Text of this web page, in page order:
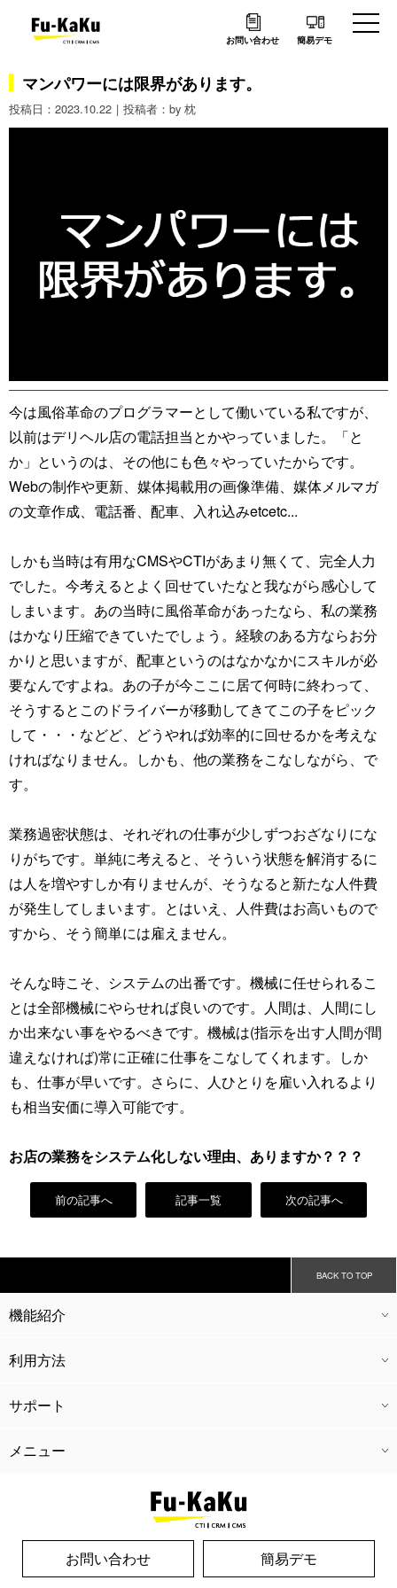
お問い合わせ 簡易デモ
マンパワーには限界があります。
2023.10.22 by 枕
今は風俗革命のプログラマーとして働いている私ですが、
以前はデリヘル店の電話担当とかやっていました。「と
か」というのは、その他にも色々やっていたからです。
Webの制作や更新、媒体掲載用の画像準備、媒体メルマガ
の文章作成、電話番、配車、入れ込みetcetc...
しかも当時は有用なCMSやCTIがあまり無くて、完全人力
でした。今考えるとよく回せていたなと我ながら感心して
しまいます。あの当時に風俗革命があったなら、私の業務
はかなり圧縮できていたでしょう。経験のある方ならお分
かりと思いますが、配車というのはなかなかにスキルが必
要なんですよね。あの子が今ここに居て何時に終わって、
そうするとこのドライバーが移動してきてこの子をピック
して・・・などど、どうやれば効率的に回せるかを考えな
ければなりません。しかも、他の業務をこなしながら、で
す。
業務過密状態は、それぞれの仕事が少しずつおざなりにな
りがちです。単純に考えると、そういう状態を解消するに
は人を増やすしか有りませんが、そうなると新たな人件費
が発生してしまいます。とはいえ、人件費はお高いもので
すから、そう簡単には雇えません。
そんな時こそ、システムの出番です。機械に任せられるこ
とは全部機械にやらせれば良いのです。人間は、人間にし
か出来ない事をやるべきです。機械は(指示を出す人間が間
違えなければ)常に正確に仕事をこなしてくれます。しか
も、仕事が早いです。さらに、人ひとりを雇い入れるより
も相当安価に導入可能です。
お店の業務をシステム化しない理由、ありますか？？？
前の記事へ 記事一覧 次の記事へ
BACK TO TOP
機能紹介
CTI
CRM
CMS
会員機能
外部連携
経理機能
キャストアプリ
ドライバーアプリ
グループ管理
利用方法
サポート
メニュー
お問い合わせ 簡易デモ